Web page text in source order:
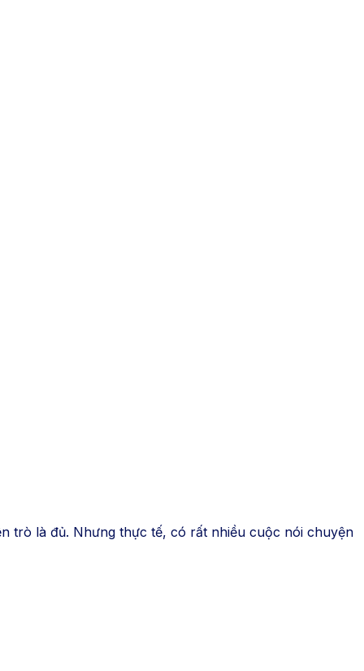
trò là đủ. Nhưng thực tế, có rất nhiều cuộc nói chuyện